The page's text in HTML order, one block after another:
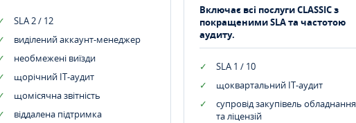
SLA 2 / 12
виділений аккаунт-менеджер
необмежені виїзди
щорічний IT-аудит
щомісячна звітність
віддалена підтримка
Включає всі послуги CLASSIC з
покращеними SLA та частотою
аудиту.
SLA 1 / 10
щоквартальний IT-аудит
супровід закупівель обладнання
та ліцензій